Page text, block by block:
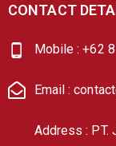
CONTACT
Mobile : +62
Email :
Address : PT.